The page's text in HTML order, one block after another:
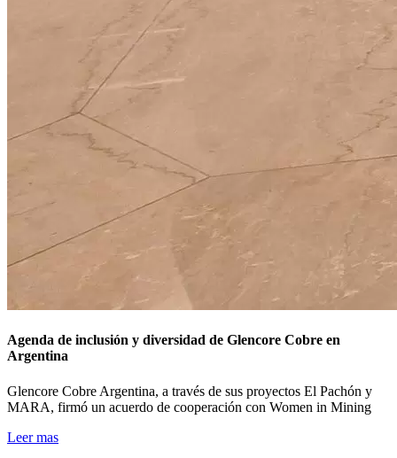
Agenda de inclusión y diversidad de Glencore Cobre en
Argentina
Glencore Cobre Argentina, a través de sus proyectos El Pachón y
MARA, firmó un acuerdo de cooperación con Women in Mining
Leer mas